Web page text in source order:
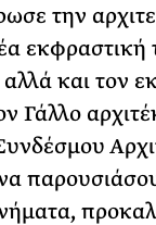
την
εκφραστική
και τον
Γάλλο